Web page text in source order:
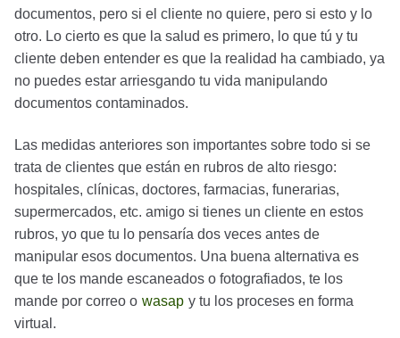
documentos, pero si el cliente no quiere, pero si esto y lo
otro. Lo cierto es que la salud es primero, lo que tú y tu
cliente deben entender es que la realidad ha cambiado, ya
no puedes estar arriesgando tu vida manipulando
documentos contaminados.
Las medidas anteriores son importantes sobre todo si se
trata de clientes que están en rubros de alto riesgo:
hospitales, clínicas, doctores, farmacias, funerarias,
supermercados, etc. amigo si tienes un cliente en estos
rubros, yo que tu lo pensaría dos veces antes de
manipular esos documentos. Una buena alternativa es
que te los mande escaneados o fotografiados, te los
mande por correo o wasap y tu los proceses en forma
virtual.